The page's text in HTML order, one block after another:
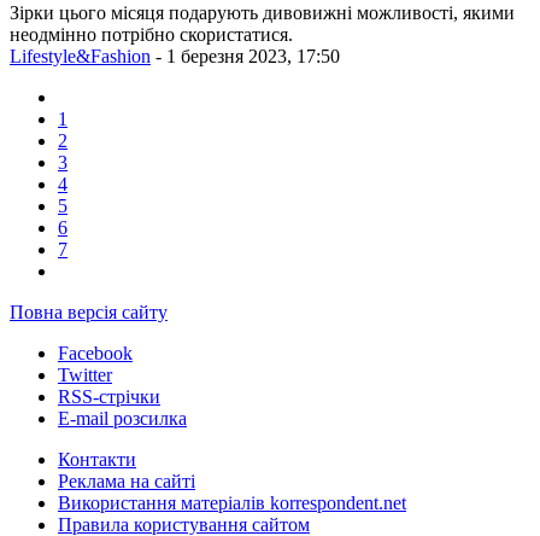
Зірки цього місяця подарують дивовижні можливості, якими
неодмінно потрібно скористатися.
Lifestyle&Fashion - 1 березня 2023, 17:50
1
2
3
4
5
6
7
Повна версія сайту
Facebook
Twitter
RSS-стрічки
E-mail розсилка
Контакти
Реклама на сайті
Використання матеріалів korrespondent.net
Правила користування сайтом